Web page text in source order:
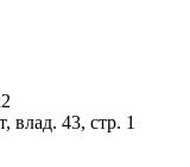
43, стр. 1